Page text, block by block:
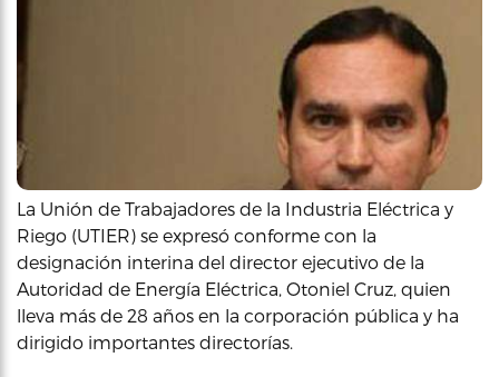
La Unión de Trabajadores de la Industria Eléctrica y
Riego (UTIER) se expresó conforme con la
designación interina del director ejecutivo de la
Autoridad de Energía Eléctrica, Otoniel Cruz, quien
lleva más de 28 años en la corporación pública y ha
dirigido importantes directorías.